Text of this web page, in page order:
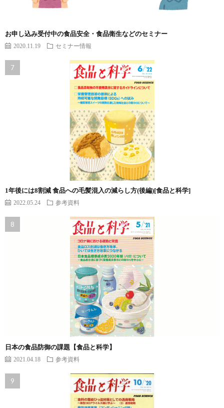
お申し込み受付中の食品安全・食品衛生などのセミナー
2020.11.19 セミナー情報
1年後には8割減 食品への毛髪混入の減らし方(後編)[食品と科学]
2022.05.24 参考資料
日本の食品防御の課題【食品と科学】
2021.04.18 参考資料